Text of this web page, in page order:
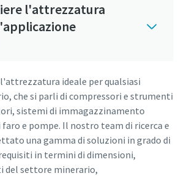
l'attrezzatura
ideale per qualsiasi
che si parli di compressori e strumenti
sistemi di immagazzinamento
e pompe. Il nostro team di ricerca e
una gamma di soluzioni in grado di
in termini di dimensioni,
del settore minerario,